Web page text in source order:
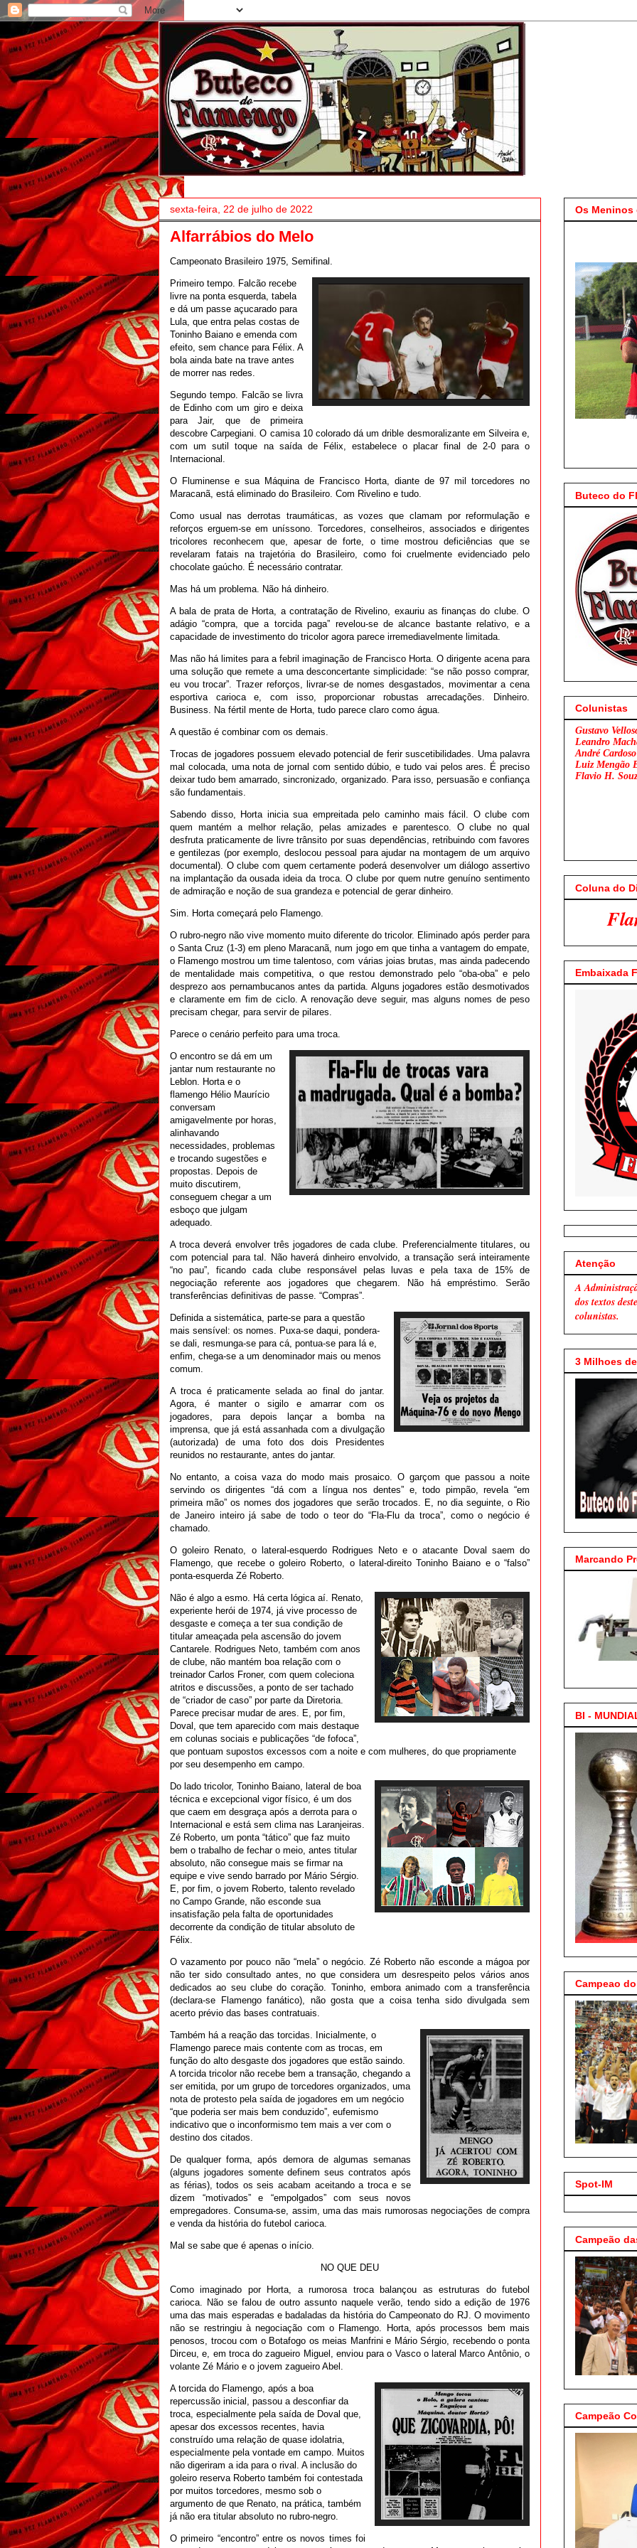
sexta-feira, 22 de julho de 2022
Alfarrábios do Melo
Campeonato Brasileiro 1975, Semifinal.
Primeiro tempo. Falcão recebe
livre na ponta esquerda, tabela
e dá um passe açucarado para
Lula, que entra pelas costas de
Toninho Baiano e emenda com
efeito, sem chance para Félix. A
bola ainda bate na trave antes
de morrer nas redes.
Segundo tempo. Falcão se livra
de Edinho com um giro e deixa
para Jair, que de primeira
descobre Carpegiani. O camisa 10 colorado dá um drible desmoralizante em Silveira e,
com um sutil toque na saída de Félix, estabelece o placar final de 2-0 para o
Internacional.
O Fluminense e sua Máquina de Francisco Horta, diante de 97 mil torcedores no
Maracanã, está eliminado do Brasileiro. Com Rivelino e tudo.
Como usual nas derrotas traumáticas, as vozes que clamam por reformulação e
reforços erguem-se em uníssono. Torcedores, conselheiros, associados e dirigentes
tricolores reconhecem que, apesar de forte, o time mostrou deficiências que se
revelaram fatais na trajetória do Brasileiro, como foi cruelmente evidenciado pelo
chocolate gaúcho. É necessário contratar.
Mas há um problema. Não há dinheiro.
A bala de prata de Horta, a contratação de Rivelino, exauriu as finanças do clube. O
adágio “compra, que a torcida paga” revelou-se de alcance bastante relativo, e a
capacidade de investimento do tricolor agora parece irremediavelmente limitada.
Mas não há limites para a febril imaginação de Francisco Horta. O dirigente acena para
uma solução que remete a uma desconcertante simplicidade: “se não posso comprar,
eu vou trocar”. Trazer reforços, livrar-se de nomes desgastados, movimentar a cena
esportiva carioca e, com isso, proporcionar robustas arrecadações. Dinheiro.
Business. Na fértil mente de Horta, tudo parece claro como água.
A questão é combinar com os demais.
Trocas de jogadores possuem elevado potencial de ferir suscetibilidades. Uma palavra
mal colocada, uma nota de jornal com sentido dúbio, e tudo vai pelos ares. É preciso
deixar tudo bem amarrado, sincronizado, organizado. Para isso, persuasão e confiança
são fundamentais.
Sabendo disso, Horta inicia sua empreitada pelo caminho mais fácil. O clube com
quem mantém a melhor relação, pelas amizades e parentesco. O clube no qual
desfruta praticamente de livre trânsito por suas dependências, retribuindo com favores
e gentilezas (por exemplo, deslocou pessoal para ajudar na montagem de um arquivo
documental). O clube com quem certamente poderá desenvolver um diálogo assertivo
na implantação da ousada ideia da troca. O clube por quem nutre genuíno sentimento
de admiração e noção de sua grandeza e potencial de gerar dinheiro.
Sim. Horta começará pelo Flamengo.
O rubro-negro não vive momento muito diferente do tricolor. Eliminado após perder para
o Santa Cruz (1-3) em pleno Maracanã, num jogo em que tinha a vantagem do empate,
o Flamengo mostrou um time talentoso, com várias joias brutas, mas ainda padecendo
de mentalidade mais competitiva, o que restou demonstrado pelo “oba-oba” e pelo
desprezo aos pernambucanos antes da partida. Alguns jogadores estão desmotivados
e claramente em fim de ciclo. A renovação deve seguir, mas alguns nomes de peso
precisam chegar, para servir de pilares.
Parece o cenário perfeito para uma troca.
O encontro se dá em um
jantar num restaurante no
Leblon. Horta e o
flamengo Hélio Maurício
conversam
amigavelmente por horas,
alinhavando
necessidades, problemas
e trocando sugestões e
propostas. Depois de
muito discutirem,
conseguem chegar a um
esboço que julgam
adequado.
A troca deverá envolver três jogadores de cada clube. Preferencialmente titulares, ou
com potencial para tal. Não haverá dinheiro envolvido, a transação será inteiramente
“no pau”, ficando cada clube responsável pelas luvas e pela taxa de 15% de
negociação referente aos jogadores que chegarem. Não há empréstimo. Serão
transferências definitivas de passe. “Compras”.
Definida a sistemática, parte-se para a questão
mais sensível: os nomes. Puxa-se daqui, pondera-
se dali, resmunga-se para cá, pontua-se para lá e,
enfim, chega-se a um denominador mais ou menos
comum.
A troca é praticamente selada ao final do jantar.
Agora, é manter o sigilo e amarrar com os
jogadores, para depois lançar a bomba na
imprensa, que já está assanhada com a divulgação
(autorizada) de uma foto dos dois Presidentes
reunidos no restaurante, antes do jantar.
No entanto, a coisa vaza do modo mais prosaico. O garçom que passou a noite
servindo os dirigentes “dá com a língua nos dentes” e, todo pimpão, revela “em
primeira mão” os nomes dos jogadores que serão trocados. E, no dia seguinte, o Rio
de Janeiro inteiro já sabe de todo o teor do “Fla-Flu da troca”, como o negócio é
chamado.
O goleiro Renato, o lateral-esquerdo Rodrigues Neto e o atacante Doval saem do
Flamengo, que recebe o goleiro Roberto, o lateral-direito Toninho Baiano e o “falso”
ponta-esquerda Zé Roberto.
Não é algo a esmo. Há certa lógica aí. Renato,
experiente herói de 1974, já vive processo de
desgaste e começa a ter sua condição de
titular ameaçada pela ascensão do jovem
Cantarele. Rodrigues Neto, também com anos
de clube, não mantém boa relação com o
treinador Carlos Froner, com quem coleciona
atritos e discussões, a ponto de ser tachado
de “criador de caso” por parte da Diretoria.
Parece precisar mudar de ares. E, por fim,
Doval, que tem aparecido com mais destaque
em colunas sociais e publicações “de fofoca”,
que pontuam supostos excessos com a noite e com mulheres, do que propriamente
por seu desempenho em campo.
Do lado tricolor, Toninho Baiano, lateral de boa
técnica e excepcional vigor físico, é um dos
que caem em desgraça após a derrota para o
Internacional e está sem clima nas Laranjeiras.
Zé Roberto, um ponta “tático” que faz muito
bem o trabalho de fechar o meio, antes titular
absoluto, não consegue mais se firmar na
equipe e vive sendo barrado por Mário Sérgio.
E, por fim, o jovem Roberto, talento revelado
no Campo Grande, não esconde sua
insatisfação pela falta de oportunidades
decorrente da condição de titular absoluto de
Félix.
O vazamento por pouco não “mela” o negócio. Zé Roberto não esconde a mágoa por
não ter sido consultado antes, no que considera um desrespeito pelos vários anos
dedicados ao seu clube do coração. Toninho, embora animado com a transferência
(declara-se Flamengo fanático), não gosta que a coisa tenha sido divulgada sem
acerto prévio das bases contratuais.
Também há a reação das torcidas. Inicialmente, o
Flamengo parece mais contente com as trocas, em
função do alto desgaste dos jogadores que estão saindo.
A torcida tricolor não recebe bem a transação, chegando a
ser emitida, por um grupo de torcedores organizados, uma
nota de protesto pela saída de jogadores em um negócio
“que poderia ser mais bem conduzido”, eufemismo
indicativo que o inconformismo tem mais a ver com o
destino dos citados.
De qualquer forma, após demora de algumas semanas
(alguns jogadores somente definem seus contratos após
as férias), todos os seis acabam aceitando a troca e se
dizem “motivados” e “empolgados” com seus novos
empregadores. Consuma-se, assim, uma das mais rumorosas negociações de compra
e venda da história do futebol carioca.
Mal se sabe que é apenas o início.
NO QUE DEU
Como imaginado por Horta, a rumorosa troca balançou as estruturas do futebol
carioca. Não se falou de outro assunto naquele verão, tendo sido a edição de 1976
uma das mais esperadas e badaladas da história do Campeonato do RJ. O movimento
não se restringiu à negociação com o Flamengo. Horta, após processos bem mais
penosos, trocou com o Botafogo os meias Manfrini e Mário Sérgio, recebendo o ponta
Dirceu, e, em troca do zagueiro Miguel, enviou para o Vasco o lateral Marco Antônio, o
volante Zé Mário e o jovem zagueiro Abel.
A torcida do Flamengo, após a boa
repercussão inicial, passou a desconfiar da
troca, especialmente pela saída de Doval que,
apesar dos excessos recentes, havia
construído uma relação de quase idolatria,
especialmente pela vontade em campo. Muitos
não digeriram a ida para o rival. A inclusão do
goleiro reserva Roberto também foi contestada
por muitos torcedores, mesmo sob o
argumento de que Renato, na prática, também
já não era titular absoluto no rubro-negro.
O primeiro “encontro” entre os novos times foi
Os
Buteco do
Colunistas
Gustavo
Leandro
André Cardoso
Luiz Mengão
Flavio H.
Coluna do
Flamengo x São
Embaixada
Atenção
A
dos textos
colunistas.
3 Milhoes
Marcando
BI -
Campeao
Spot-IM
Campeão
Campeão